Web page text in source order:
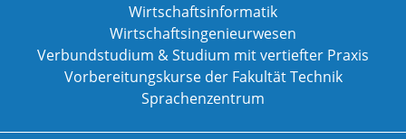
Wirtschaftsinformatik
Wirtschaftsingenieurwesen
Verbundstudium & Studium mit vertiefter Praxis
Vorbereitungskurse der Fakultät Technik
Sprachenzentrum